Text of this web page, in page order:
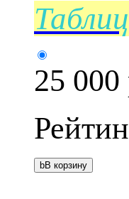
25 000
bВ корзину